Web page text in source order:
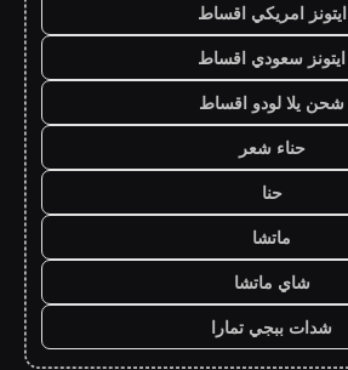
ايتونز امريكي اقساط
ايتونز سعودي اقساط
شحن يلا لودو اقساط
حناء شعر
حنا
ماتشا
شاي ماتشا
شدات ببجي تمارا